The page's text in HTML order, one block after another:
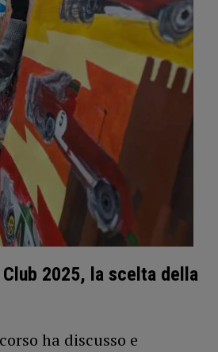
2025, la scelta della
ha discusso e